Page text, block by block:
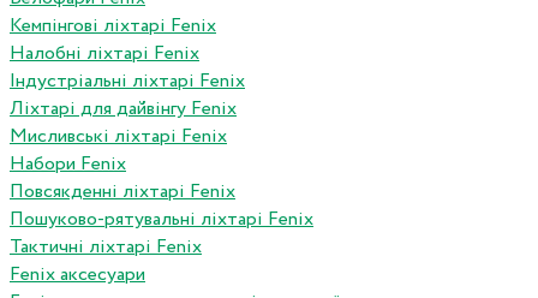
Кемпінгові ліхтарі Fenix
Налобні ліхтарі Fenix
Індустріальні ліхтарі Fenix
Ліхтарі для дайвінгу Fenix
Мисливські ліхтарі Fenix
Набори Fenix
Повсякденні ліхтарі Fenix
Пошуково-рятувальні ліхтарі Fenix
Тактичні ліхтарі Fenix
Fenix аксесуари